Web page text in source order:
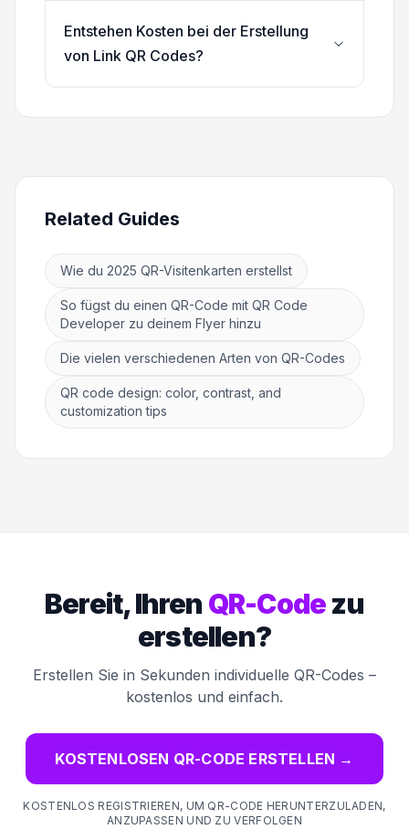
Entstehen Kosten bei der Erstellung
von Link QR Codes?
Related Guides
Wie du 2025 QR-Visitenkarten erstellst
So fügst du einen QR-Code mit QR Code
Developer zu deinem Flyer hinzu
Die vielen verschiedenen Arten von QR-Codes
QR code design: color, contrast, and
customization tips
Bereit, Ihren QR-Codezu
erstellen?
Erstellen Sie in Sekunden individuelle QR-Codes –
kostenlos und einfach.
KOSTENLOSEN QR-CODE ERSTELLEN →
KOSTENLOS REGISTRIEREN, UM QR-CODE HERUNTERZULADEN,
ANZUPASSEN UND ZU VERFOLGEN